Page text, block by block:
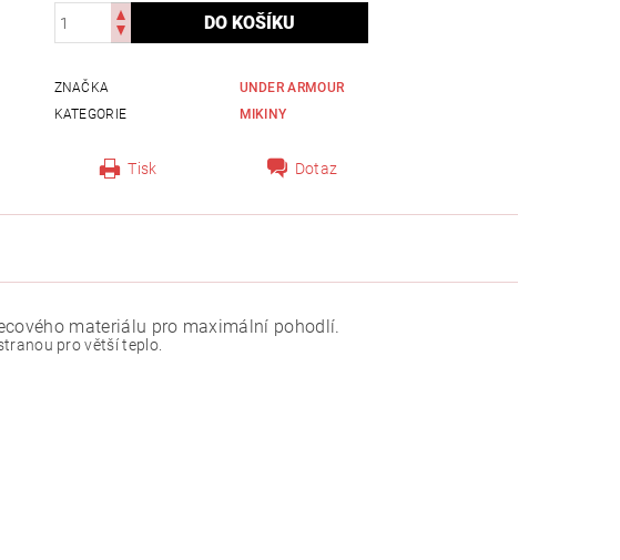
ZNAČKA
UNDER ARMOUR
KATEGORIE
MIKINY
Tisk Dotaz
materiálu pro maximální pohodlí.
pro větší teplo.